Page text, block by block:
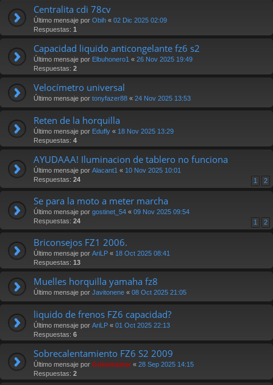
Centralita cdi 78cv
Último mensaje por Obih « 02 Dic 2025 02:09
Respuestas: 1
Capacidad liquido anticongelante fz6 s2
Último mensaje por Elbuhonero1 « 26 Nov 2025 19:49
Respuestas: 2
Velocímetro universal
Último mensaje por tonyfazer88 « 24 Nov 2025 13:53
Reten de la horquilla
Último mensaje por Edufly « 18 Nov 2025 13:29
Respuestas: 4
AYUDAAA! Iluminacion de tablero no funciona
Último mensaje por Alacant1 « 10 Nov 2025 10:01
Respuestas: 24 1 2
Se para la moto a meter marcha
Último mensaje por gostinet_54 « 09 Nov 2025 09:54
Respuestas: 24 1 2
Briconsejos FZ1 2006.
Último mensaje por AriLP « 18 Oct 2025 08:41
Respuestas: 13
Muelles horquilla yamaha fz8
Último mensaje por Javitonene « 08 Oct 2025 21:05
liquido de frenos FZ6 capacidad?
Último mensaje por AriLP « 01 Oct 2025 22:13
Respuestas: 6
Sobrecalentamiento FZ6 S2 2009
Último mensaje por Güesmaster « 28 Sep 2025 14:15
Respuestas: 2